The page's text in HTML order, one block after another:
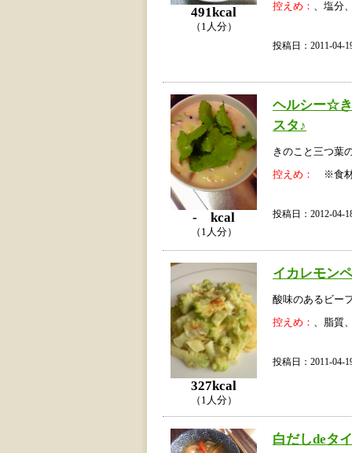
491kcal
（1人分）
控えめ： 、塩分
投稿日：2011-
- kcal
（1人分）
ヘルシー☆
スタ♪
きのこと三つ葉
控えめ： ※食材
投稿日：2012-
327kcal
（1人分）
イカレモン
酸味のあるビー
控えめ： 、脂質
投稿日：2011-
白だしdeタ